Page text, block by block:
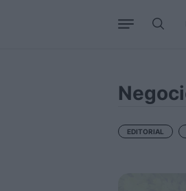
EDITORIAL